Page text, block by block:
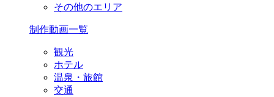
その他のエリア
制作動画一覧
観光
ホテル
温泉・旅館
交通